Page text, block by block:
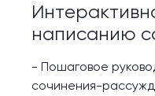
написанию
- Пошаговое
сочинения-